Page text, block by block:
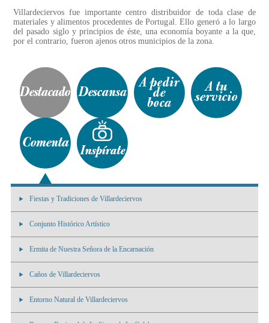
Villardeciervos fue importante centro distribuidor de toda clase de
materiales y alimentos procedentes de Portugal. Ello generó a lo largo
del pasado siglo y principios de éste, una economía boyante a la que,
por el contrario, fueron ajenos otros municipios de la zona.
Fiestas y Tradiciones de Villardeciervos
Conjunto Histórico Artístico
Ermita de Nuestra Señora de la Encarnación
Caños de Villardeciervos
Entorno Natural de Villardeciervos